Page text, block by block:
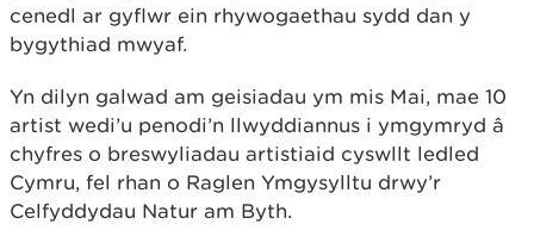
cenedl ar gyflwr ein rhywogaethau sydd dan y
bygythiad mwyaf.
Yn dilyn galwad am geisiadau ym mis Mai, mae 10
artist wedi’u penodi’n llwyddiannus i ymgymryd â
chyfres o breswyliadau artistiaid cyswllt ledled
Cymru, fel rhan o Raglen Ymgysylltu drwy’r
Celfyddydau Natur am Byth.